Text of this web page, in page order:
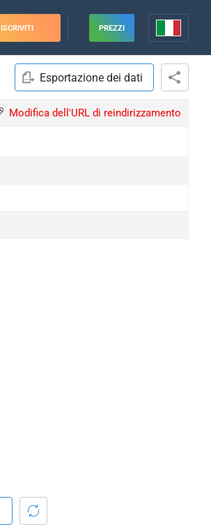
ISCRIVITI PREZZI
Esportazione dei dati
Modifica dell'URL di reindirizzamento